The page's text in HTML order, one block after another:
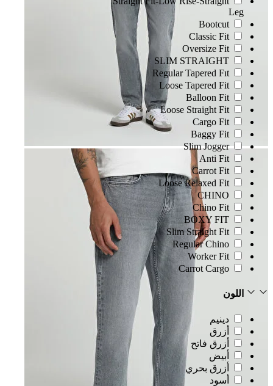
Leg
Bootcut
Classic Fit
Oversize Fit
SLIM STRAIGHT
Regular Tapered Fıt
Loose Tapered Fit
Balloon Fit
Loose Straight Fit
Cargo Fit
Baggy Fit
Slim Jogger
Anti Fit
Carrot Fit
Loose Relaxed Fit
CHINO
Chino Fit
BOXY FIT
Slim Straight Fit
Regular Chino
Worker Fit
Carrot Cargo
اللون
دينيم
أزرق
أزرق فاتح
أبيض
أزرق بحري
أسود